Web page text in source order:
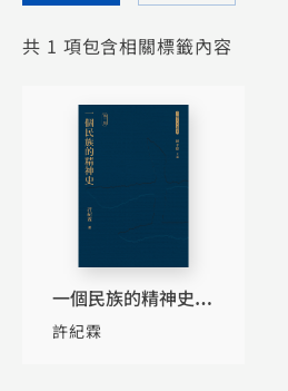
共 1 項包含相關標籤內容
一個民族的精神史
（第二版）（普通
許紀霖